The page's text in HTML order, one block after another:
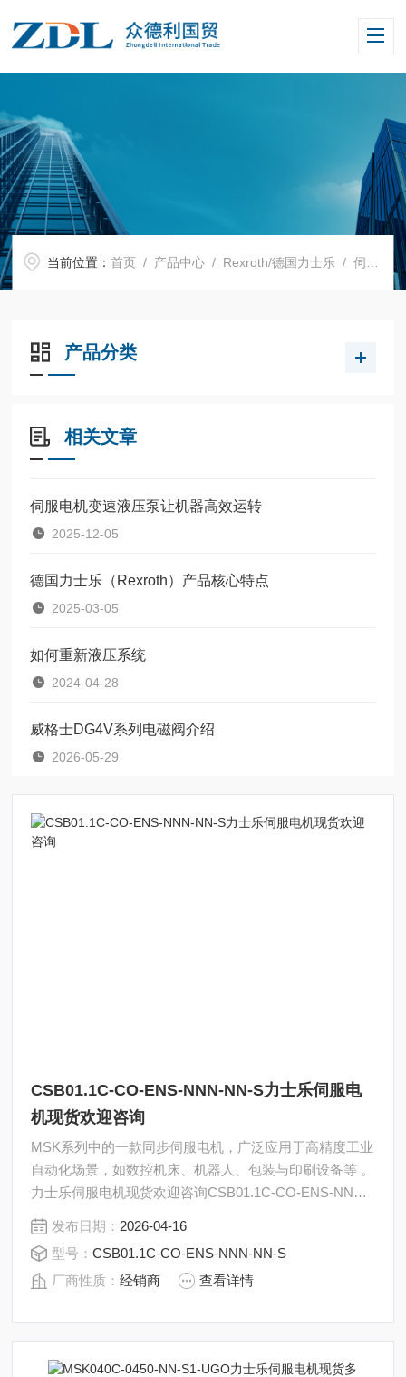
当前位置：首页 / 产品中心 / Rexroth/德国力士乐 /伺服电机
产品分类
相关文章
伺服电机变速液压泵让机器高效运转
2025-12-05
德国力士乐（Rexroth）产品核心特点
2025-03-05
如何重新液压系统
2024-04-28
威格士DG4V系列电磁阀介绍
2026-05-29
CSB01.1C-CO-ENS-NNN-NN-S力士乐伺服电
机现货欢迎咨询
MSK系列中的一款‌同步伺服电机‌，广泛应用于高精度工业
自动化场景，如数控机床、机器人、包装与印刷设备等 。
力士乐伺服电机现货欢迎咨询CSB01.1C-CO-ENS-NNN-
NN-S-NN-FW
发布日期： 2026-04-16
型号：CSB01.1C-CO-ENS-NNN-NN-S
厂商性质：经销商 查看详情